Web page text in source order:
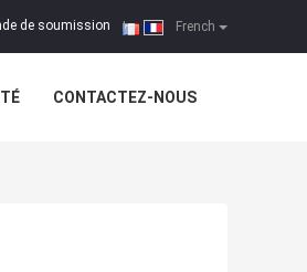
French
de soumission |
CONTACTEZ-NOUS